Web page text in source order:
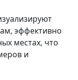
эффективно
местах, что
и